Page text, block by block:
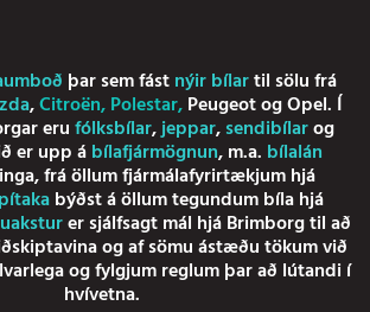
þar sem fástnýir bílartil sölu frá
,Citroën,Polestar,PeugeotogOpel. Í
erufólksbílar,jeppar,sendibílarog
er upp ábílafjármögnun, m.a. bílalán
, frá öllum fjármálafyrirtækjum hjá
býðst á öllum tegundum bíla hjá
er sjálfsagt mál hjá Brimborg til að
og af sömu ástæðu tökum við
og fylgjum reglum þar að lútandi í
hvívetna.